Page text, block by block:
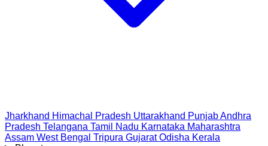
Jharkhand Himachal Pradesh Uttarakhand PunjabAndhra
Pradesh Telangana Tamil Nadu Karnataka Maharashtra
Assam West Bengal Tripura Gujarat Odisha Kerala